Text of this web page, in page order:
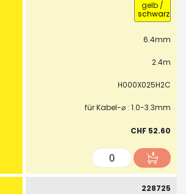
gelb /
schwarz
6.4mm
2.4m
H000X025H2C
für Kabel-⌀ : 1.0-3.3mm
CHF 52.60
228725